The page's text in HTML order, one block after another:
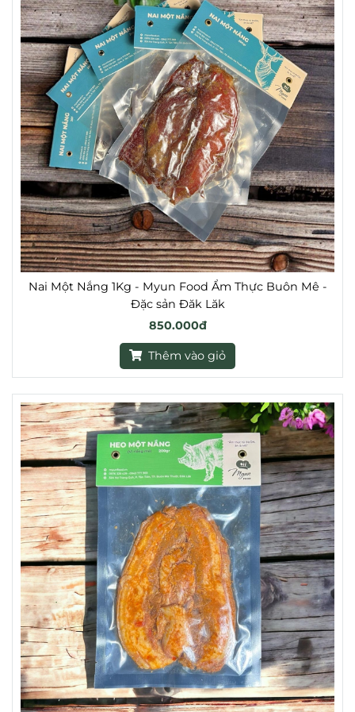
Nai Một Nắng 1Kg - Myun Food Ẩm Thực Buôn Mê -
Đặc sản Đăk Lăk
850.000đ
Thêm vào giỏ